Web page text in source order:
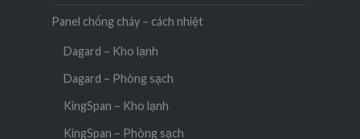
Panel chống cháy – cách nhiệt
Dagard – Kho lạnh
Dagard – Phòng sạch
KingSpan – Kho lạnh
KingSpan – Phòng sạch